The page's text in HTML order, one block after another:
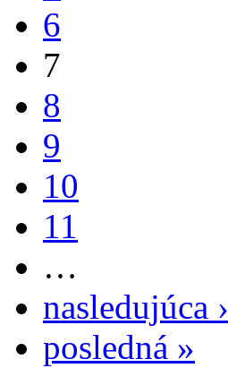
6
7
8
9
10
11
…
nasledujúca ›
posledná »